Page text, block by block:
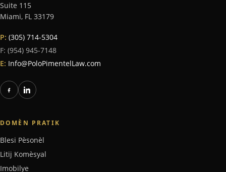
Suite 115
Miami, FL 33179
P: (305) 714-5304
F: (954) 945-7148
E: Info@PoloPimentelLaw.com
DOMÈN PRATIK
Blesi Pèsonèl
Litij Komèsyal
Imobilye